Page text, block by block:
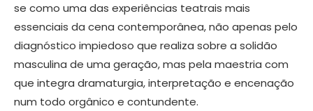
se como uma das experiências teatrais mais
essenciais da cena contemporânea, não apenas pelo
diagnóstico impiedoso que realiza sobre a solidão
masculina de uma geração, mas pela maestria com
que integra dramaturgia, interpretação e encenação
num todo orgânico e contundente.